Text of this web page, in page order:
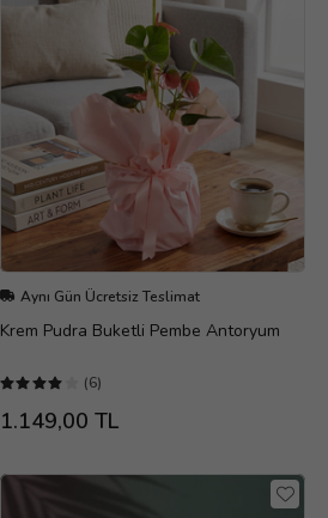
Aynı Gün Ücretsiz Teslimat
Krem Pudra Buketli Pembe Antoryum
(6)
1.149,00 TL